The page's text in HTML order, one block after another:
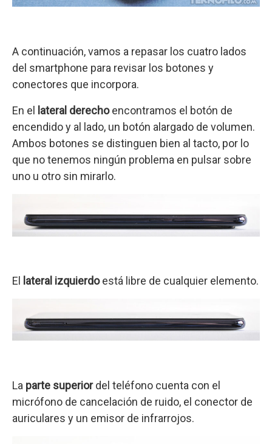
A continuación, vamos a repasar los cuatro lados
del smartphone para revisar los botones y
conectores que incorpora.
En el lateral derechoencontramos el botón de
encendido y al lado, un botón alargado de volumen.
Ambos botones se distinguen bien al tacto, por lo
que no tenemos ningún problema en pulsar sobre
uno u otro sin mirarlo.
El lateral izquierdoestá libre de cualquier elemento.
La parte superiordel teléfono cuenta con el
micrófono de cancelación de ruido, el conector de
auriculares y un emisor de infrarrojos.